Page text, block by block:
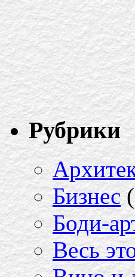
Рубрики
Бизнес
Боди-
Весь